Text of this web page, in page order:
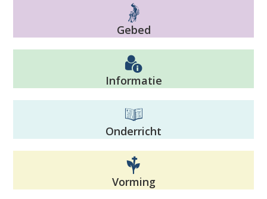
Gebed
Informatie
Onderricht
Vorming